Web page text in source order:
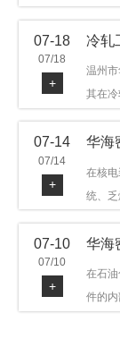
产品，
领域
现华
07-18
07/18
+
冷轧
温州
其在
品，广
步发展
07-14
07/14
+
在核
统、
定与密
领域
全系
供针
07-10
07/10
+
华海
在石
件的